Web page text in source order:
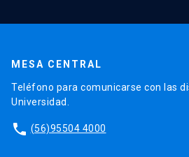
MESA CENTRAL
Teléfono para comunicarse con las
Universidad.
phone (56)95504 4000